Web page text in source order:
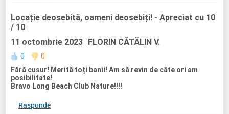
Complexul beneficiază de un aqua parc pentru copii cu mai
multe tipuri de topogane, dar si unul pentru adulti. Planuim
sa ne întoarcem peste cativa ani cand vor fi copii mai mari
pentru a ne bucura de toate
Exista kids club, iar copii cu varsta de peste 4 ani,
independenti, pot fi lasati singuri.
Echipa de animatie face treaba excelenta, iar programele
de divertisment de dupa cina au fost foarte variate. De la
ora era programul pentru copii, iar de la i
30 programul artistic.
Exista si activitati extra precum tiroliana, parc de aventura,
luna parc, pentru care activitatile sunt contra-cost.
Locație deosebită, oameni deosebiți! - Apreciat cu 10
/ 10
11 octombrie 2023 FLORIN CĂTĂLIN V.
0
0
Fără cusur! Merită toți banii! Am să revin de câte ori am
posibilitate!
Bravo Long Beach Club Nature!!!!
Raspunde